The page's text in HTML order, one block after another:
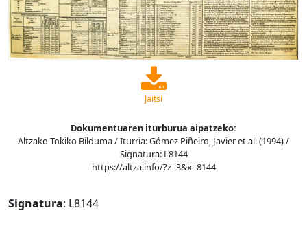
Jaitsi
Dokumentuaren iturburua aipatzeko:
Altzako Tokiko Bilduma / Iturria: Gómez Piñeiro, Javier et al. (1994) /
Signatura: L8144
https://altza.info/?z=3&x=8144
Signatura: L8144